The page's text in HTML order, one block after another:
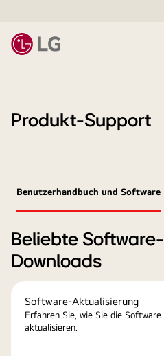
Produkt-Support
Benutzerhandbuch und Software
Beliebte Software-
Downloads
Software-Aktualisierung
Erfahren Sie, wie Sie die Software
aktualisieren.